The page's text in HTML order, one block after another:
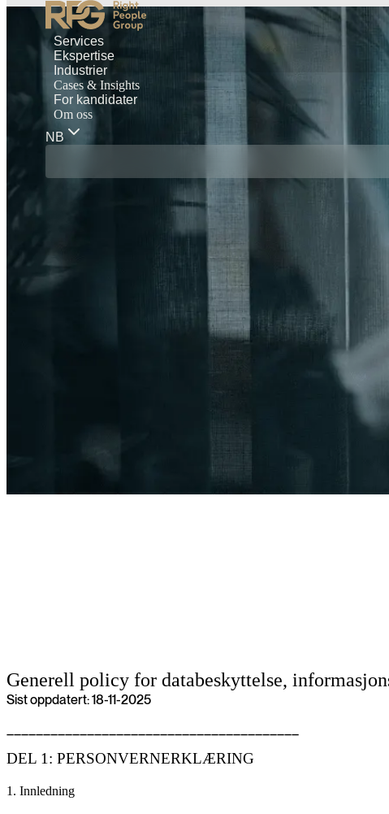
Services
Ekspertise
Industrier
Cases & Insights
For kandidater
Om oss
NB
Generell policy for databeskyttelse,
Sist oppdatert: 18-11-2025
DEL 1: PERSONVERNERKLÆRING
1. Innledning